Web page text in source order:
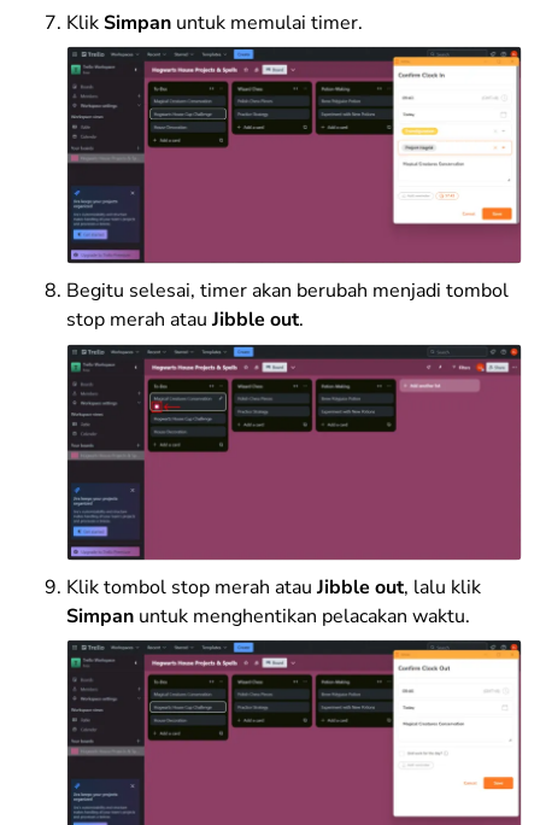
KlikSimpan untuk memulai timer.
Begitu selesai, timer akan berubah menjadi tombol
stop merah atau Jibble out.
Klik tombol stop merah atau Jibble out, lalu klik
Simpan untuk menghentikan pelacakan waktu.